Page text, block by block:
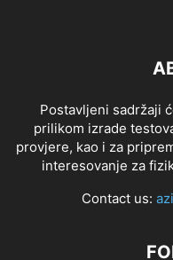
Postavljeni sadržaji
prilikom izrade
provjere, kao i za
interesovanje za
Contact us: